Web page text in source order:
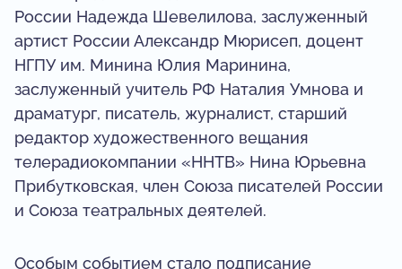
России Надежда Шевелилова, заслуженный
артист России Александр Мюрисеп, доцент
НГПУ им. Минина Юлия Маринина,
заслуженный учитель РФ Наталия Умнова и
драматург, писатель, журналист, старший
редактор художественного вещания
телерадиокомпании «ННТВ» Нина Юрьевна
Прибутковская, член Союза писателей России
и Союза театральных деятелей.
Особым событием стало подписание